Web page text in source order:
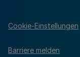
Cookie-Einstellungen
Barriere melden